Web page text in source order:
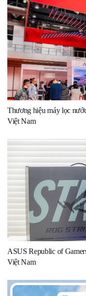
Thương hiệu máy lọc
Việt Nam
ASUS Republic of
Việt Nam